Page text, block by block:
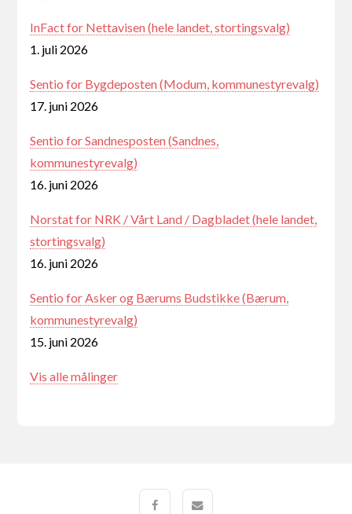
InFact for Nettavisen (hele landet, stortingsvalg)
1. juli 2026
Sentio for Bygdeposten (Modum, kommunestyrevalg)
17. juni 2026
Sentio for Sandnesposten (Sandnes,
kommunestyrevalg)
16. juni 2026
Norstat for NRK / Vårt Land / Dagbladet (hele landet,
stortingsvalg)
16. juni 2026
Sentio for Asker og Bærums Budstikke (Bærum,
kommunestyrevalg)
15. juni 2026
Vis alle målinger